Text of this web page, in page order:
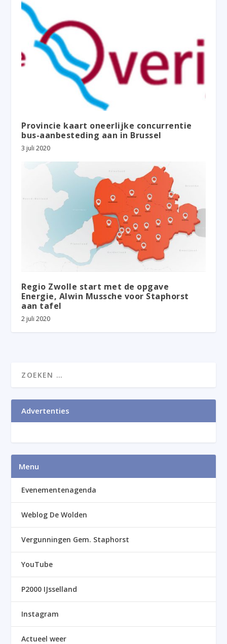
Provincie kaart oneerlijke concurrentie
bus-aanbesteding aan in Brussel
3 juli 2020
Regio Zwolle start met de opgave
Energie, Alwin Mussche voor Staphorst
aan tafel
2 juli 2020
Advertenties
Menu
Evenementenagenda
Weblog De Wolden
Vergunningen Gem. Staphorst
YouTube
P2000 IJsselland
Instagram
Actueel weer